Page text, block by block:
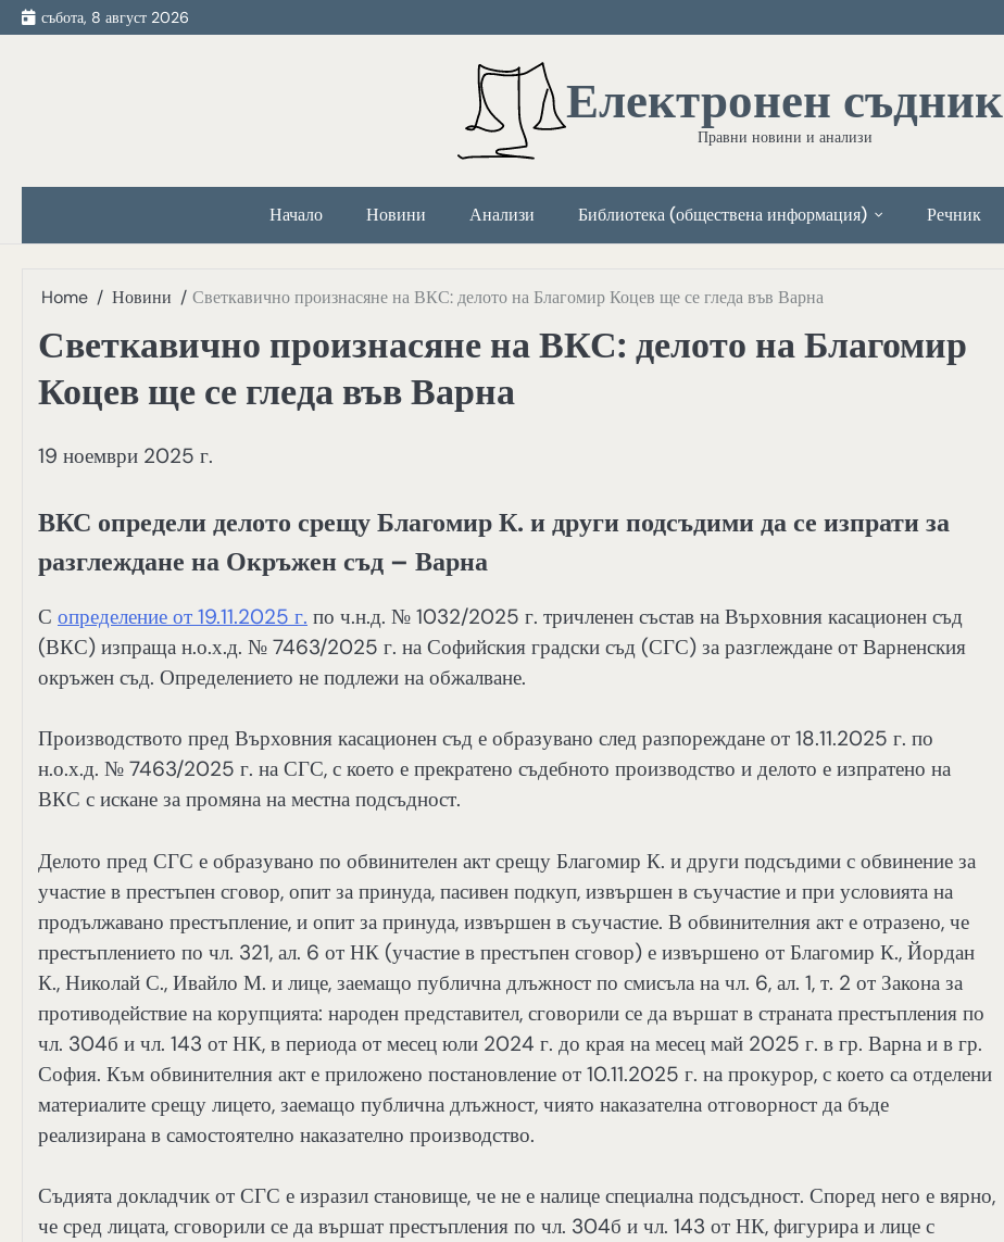
Skip
to
събота, 8 август 2026
Електронен съдник
Правни новини и анализи
Начало Новини Анализи Библиотека (обществена информация) Речник
Home Новини Светкавично произнасяне на ВКС: делото на Благомир Коцев ще се гледа във Варна
Светкавично произнасяне на ВКС: делото на Благомир
Коцев ще се гледа във Варна
19 ноември 2025 г.
ВКС определи делото срещу Благомир К. и други подсъдими да се изпрати за
разглеждане на Окръжен съд – Варна
С определение от 19.11.2025 г. по ч.н.д. № 1032/2025 г. тричленен състав на Върховния касационен съд
(ВКС) изпраща н.о.х.д. № 7463/2025 г. на Софийския градски съд (СГС) за разглеждане от Варненския
окръжен съд. Определението не подлежи на обжалване.
Производството пред Върховния касационен съд е образувано след разпореждане от 18.11.2025 г. по
н.о.х.д. № 7463/2025 г. на СГС, с което е прекратено съдебното производство и делото е изпратено на
ВКС с искане за промяна на местна подсъдност.
Делото пред СГС е образувано по обвинителен акт срещу Благомир К. и други подсъдими с обвинение за
участие в престъпен сговор, опит за принуда, пасивен подкуп, извършен в съучастие и при условията на
продължавано престъпление, и опит за принуда, извършен в съучастие. В обвинителния акт е отразено, че
престъплението по чл. 321, ал. 6 от НК (участие в престъпен сговор) е извършено от Благомир К., Йордан
К., Николай С., Ивайло М. и лице, заемащо публична длъжност по смисъла на чл. 6, ал. 1, т. 2 от Закона за
противодействие на корупцията: народен представител, сговорили се да вършат в страната престъпления по
чл. 304б и чл. 143 от НК, в периода от месец юли 2024 г. до края на месец май 2025 г. в гр. Варна и в гр.
София. Към обвинителния акт е приложено постановление от 10.11.2025 г. на прокурор, с което са отделени
материалите срещу лицето, заемащо публична длъжност, чиято наказателна отговорност да бъде
реализирана в самостоятелно наказателно производство.
Съдията докладчик от СГС е изразил становище, че не е налице специална подсъдност. Според него е вярно,
че сред лицата, сговорили се да вършат престъпления по чл. 304б и чл. 143 от НК, фигурира и лице с